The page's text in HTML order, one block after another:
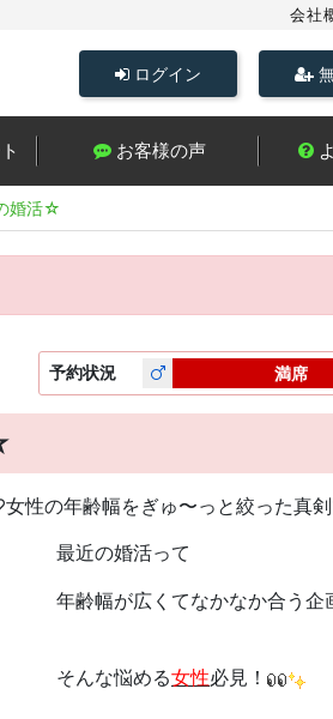
会社
ログイン
お客様の声
婚活☆
予約状況 満席
性の年齢幅をぎゅ〜っと絞った真
最近の婚活って
年齢幅が広くてなかなか合う
そんな悩める女性必見！